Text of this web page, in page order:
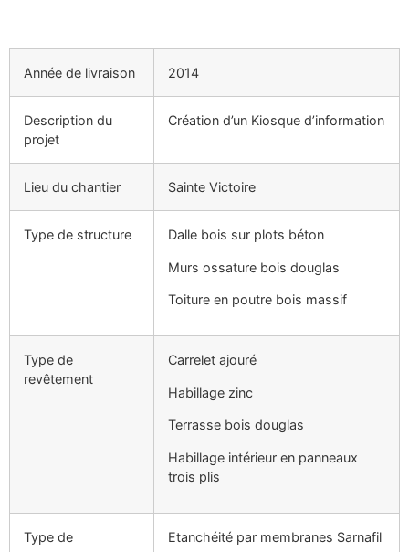
Année de livraison 2014
Description du
projet
Création d’un Kiosque d’information
Lieu du chantier Sainte Victoire
Type de structure Dalle bois sur plots béton
Murs ossature bois douglas
Toiture en poutre bois massif
Type de
revêtement
Carrelet ajouré
Habillage zinc
Terrasse bois douglas
Habillage intérieur en panneaux
trois plis
Type de
Etanchéité par membranes Sarnafil